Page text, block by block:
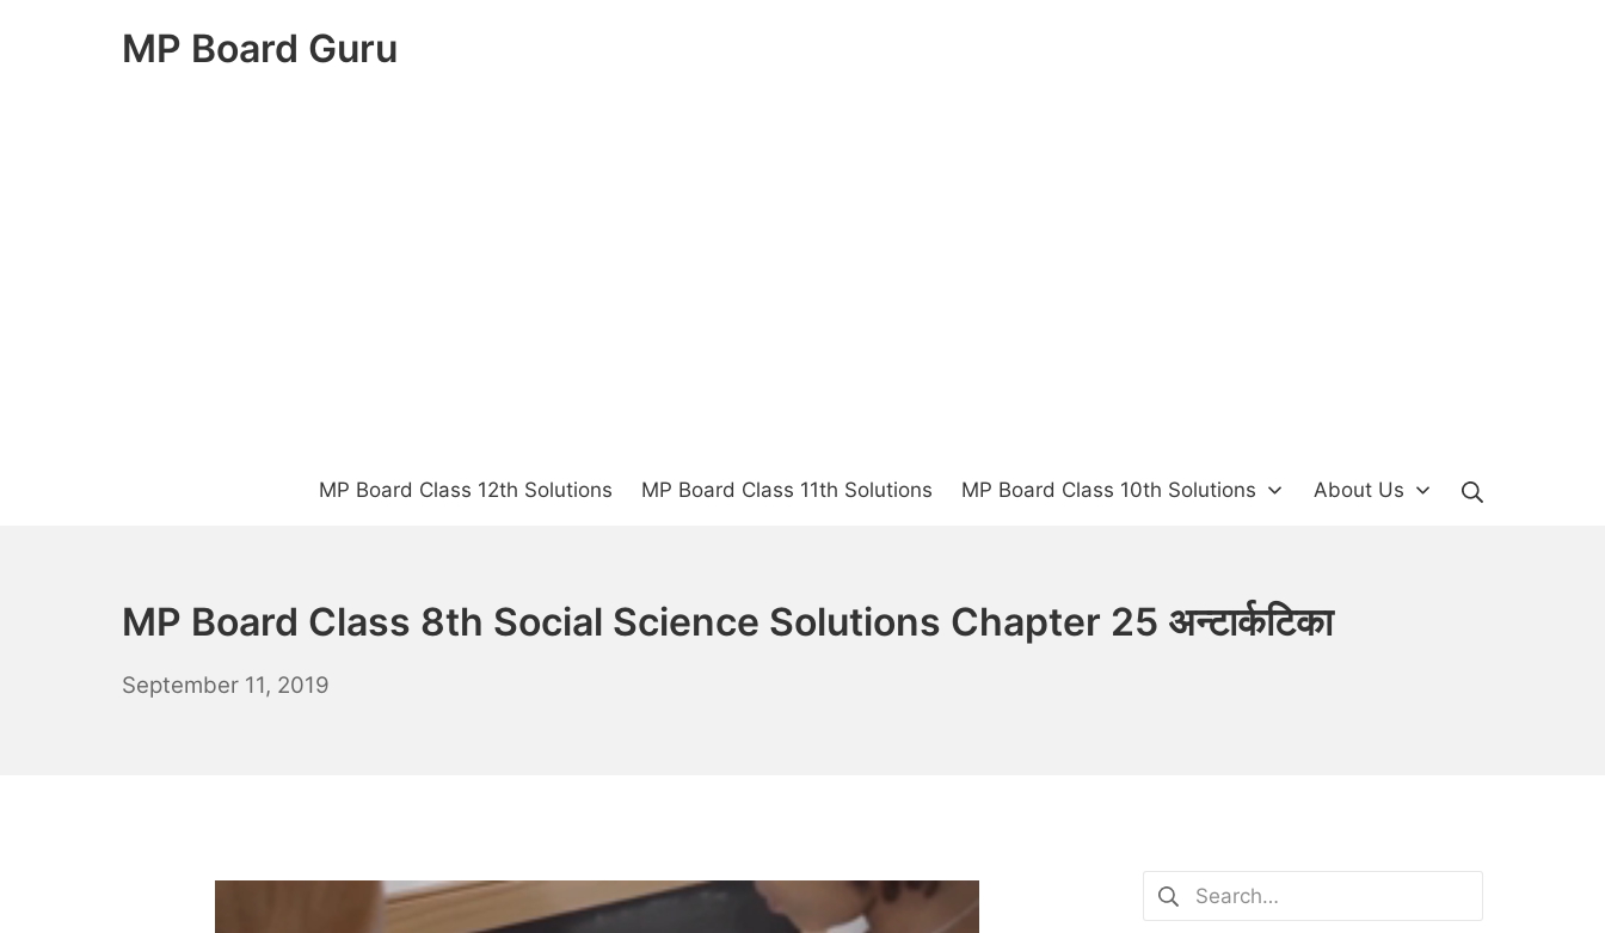
MP Board Guru
MP Board Class 12th Solutions MP Board Class 11th Solutions MP Board Class 10th Solutions About Us
MP Board Class 8th Social Science Solutions Chapter 25 अन्टार्कटिका
September 11, 2019
Search
for: